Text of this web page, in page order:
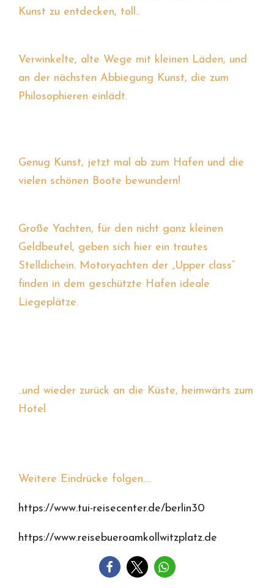
Kunst zu entdecken, toll..
Verwinkelte, alte Wege mit kleinen Läden, und
an der nächsten Abbiegung Kunst, die zum
Philosophieren einlädt.
Genug Kunst, jetzt mal ab zum Hafen und die
vielen schönen Boote bewundern!
Große Yachten, für den nicht ganz kleinen
Geldbeutel, geben sich hier ein trautes
Stelldichein. Motoryachten der „Upper class“
finden in dem geschützte Hafen ideale
Liegeplätze.
..und wieder zurück an die Küste, heimwärts zum
Hotel
Weitere Eindrücke folgen….
https://www.tui-reisecenter.de/berlin30
https://www.reisebueroamkollwitzplatz.de